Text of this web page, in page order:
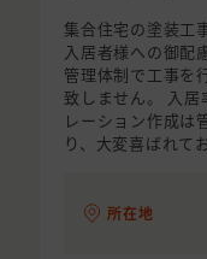
集合住宅の塗装工
入居者様への御配
管理体制で工事を
致しません。 入居
レーション作成は
り、大変喜ばれて
所在地